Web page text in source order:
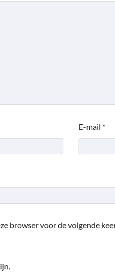
E-mail *
browser voor de volgende